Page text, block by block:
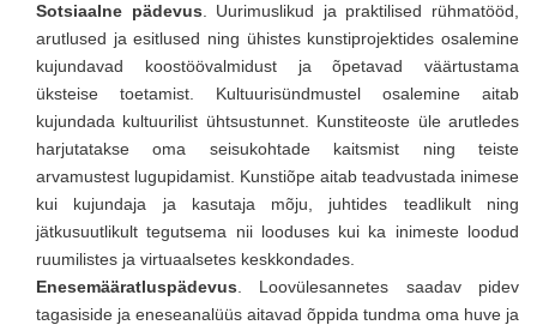
Sotsiaalne pädevus . Uurimuslikud ja praktilised rühmatööd,
arutlused ja esitlused ning ühistes kunstiprojektides osalemine
kujundavad koostöövalmidust ja õpetavad väärtustama
üksteise toetamist. Kultuurisündmustel osalemine aitab
kujundada kultuurilist ühtsustunnet. Kunstiteoste üle arutledes
harjutatakse oma seisukohtade kaitsmist ning teiste
arvamustest lugupidamist. Kunstiõpe aitab teadvustada inimese
kui kujundaja ja kasutaja mõju, juhtides teadlikult ning
jätkusuutlikult tegutsema nii looduses kui ka inimeste loodud
ruumilistes ja virtuaalsetes keskkondades.
Enesemääratluspädevus . Loovülesannetes saadav pidev
tagasiside ja eneseanalüüs aitavad õppida tundma oma huve ja